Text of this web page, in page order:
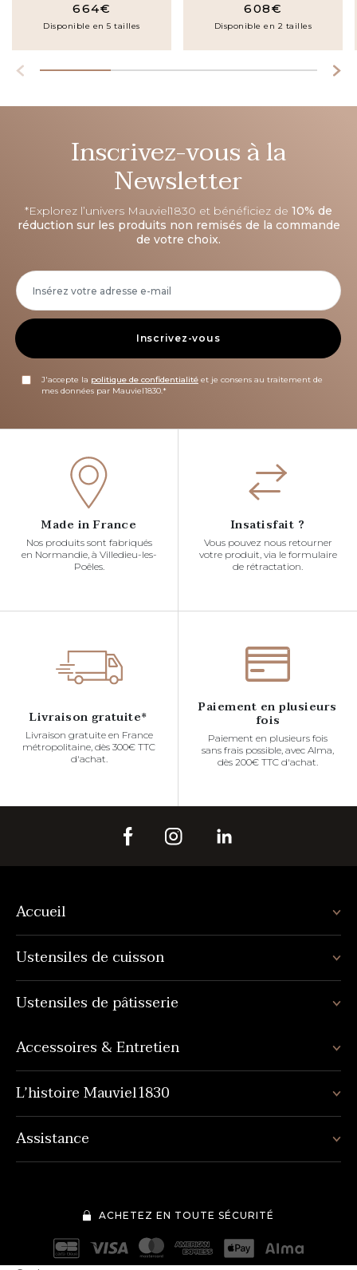
664€
Disponible en 5 tailles
608€
Disponible en 2 tailles
Inscrivez-vous à la
Newsletter
*Explorez l’univers Mauviel1830 et bénéficiez de 10% de
réduction sur les produits non remisés de la commande
de votre choix.
Inscrivez-vous
J'accepte la politique de confidentialité et je consens au traitement de
mes données par Mauviel1830.*
Made in France
Nos produits sont fabriqués
en Normandie, à Villedieu-les-
Poêles.
Insatisfait ?
Vous pouvez nous retourner
votre produit, via le formulaire
de rétractation.
Livraison gratuite*
Livraison gratuite en France
métropolitaine, dès 300€ TTC
d'achat.
Paiement en plusieurs
fois
Paiement en plusieurs fois
sans frais possible, avec Alma,
dès 200€ TTC d'achat.
Accueil
Ustensiles de cuisson
Ustensiles de pâtisserie
Accessoires & Entretien
L’histoire Mauviel1830
Assistance
ACHETEZ EN TOUTE SÉCURITÉ